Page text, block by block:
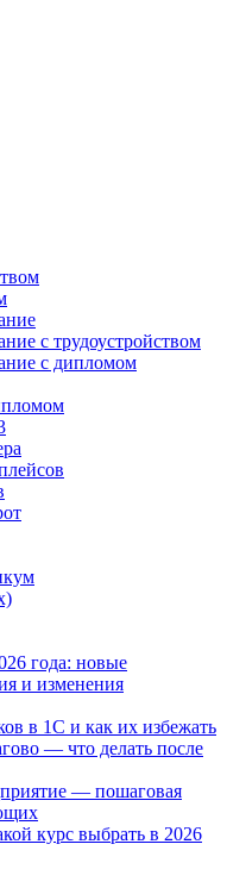
с трудоустройством
с дипломом
года: новые
и изменения
в 1С и как их избежать
— что делать после
— пошаговая
курс выбрать в 2026